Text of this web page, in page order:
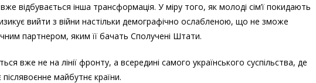
відбувається інша трансформація. У міру того, як молоді сім’ї покидають
вийти з війни настільки демографічно ослабленою, що не зможе
партнером, яким її бачать Сполучені Штати.
вже не на лінії фронту, а всередині самого українського суспільства, де
майбутнє країни.